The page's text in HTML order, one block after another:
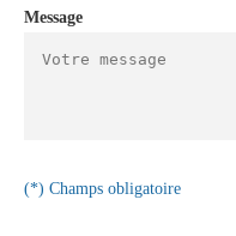
Message
(*) Champs obligatoire